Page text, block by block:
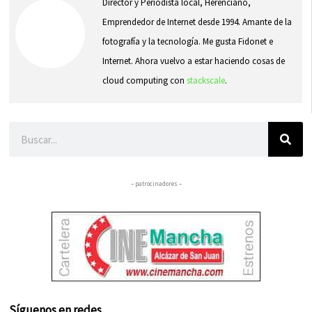
Emprendedor de Internet desde 1994. Amante de la
fotografía y la tecnología. Me gusta Fidonet e
Internet. Ahora vuelvo a estar haciendo cosas de
cloud computing con stackscale.
– patrocinadores –